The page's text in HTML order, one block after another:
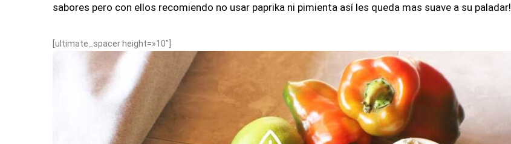
sabores pero con ellos recomiendo no usar paprika ni pimienta así les queda mas suave a su paladar!
[ultimate_spacer height=»10″]